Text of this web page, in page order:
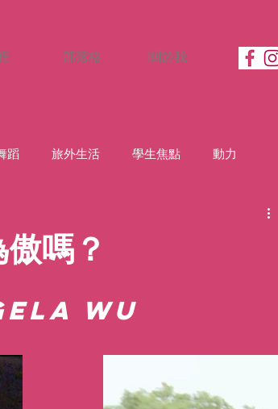
部落格 關於我
蹈 旅外生活 學生焦點 動力
嗎？
Wu